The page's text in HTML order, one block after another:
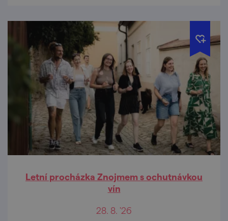
Letní procházka Znojmem s ochutnávkou
vín
28. 8. '26